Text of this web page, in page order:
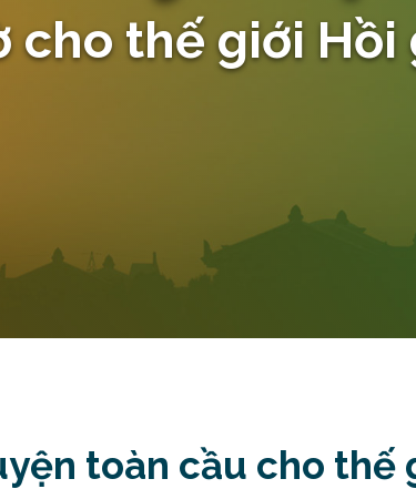
cho thế giới Hồi
toàn cầu cho thế